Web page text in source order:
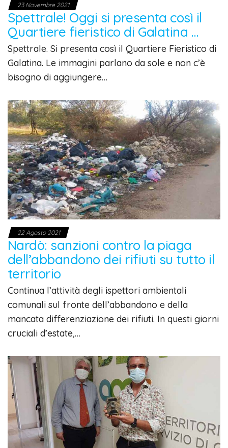
23 Novembre 2021
Spettrale! Oggi si presenta così il
Quartiere fieristico di Galatina …
Spettrale. Si presenta così il Quartiere Fieristico di
Galatina. Le immagini parlano da sole e non c’è
bisogno di aggiungere…
22 Agosto 2021
Nardò: sanzioni contro la piaga
dell’abbandono dei rifiuti su tutto il
territorio
Continua l’attività degli ispettori ambientali
comunali sul fronte dell’abbandono e della
mancata differenziazione dei rifiuti. In questi giorni
cruciali d’estate,…